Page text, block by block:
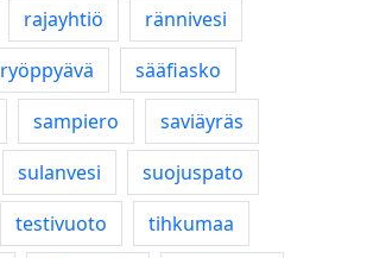
rajayhtiö
rännivesi
ryöppyävä
sääfiasko
sampiero
saviäyräs
sulanvesi
suojuspato
testivuoto
tihkumaa